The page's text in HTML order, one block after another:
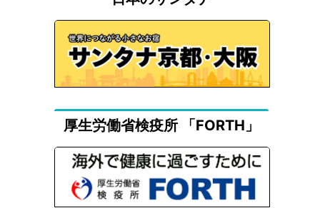
厚生労働省検疫所 「FORTH」